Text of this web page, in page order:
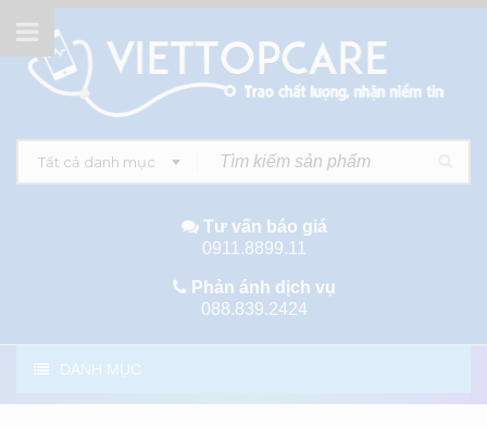
Tất cả danh mục
Tư vấn báo giá
0911.8899.11
Phản ánh dịch vụ
088.839.2424
DANH MỤC